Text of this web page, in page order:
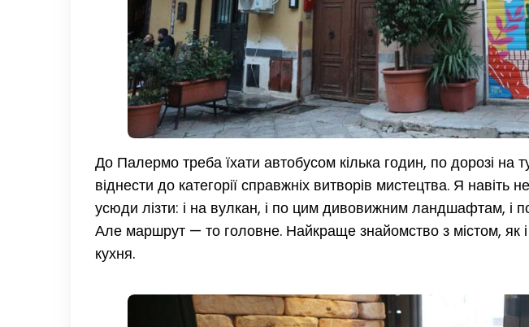
До Палермо треба їхати автобусом кілька годин, по дорозі
віднести до категорії справжніх витворів мистецтва. Я навіть
усюди лізти: і на вулкан, і по цим дивовижним ландшафтам, і
Але маршрут — то головне. Найкраще знайомство з містом, як
кухня.